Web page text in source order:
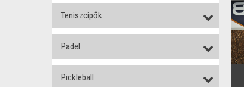
Teniszcipők
Padel
Pickleball